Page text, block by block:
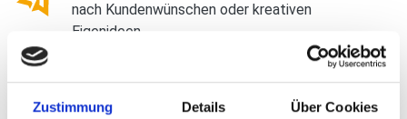
Zustimmung Details Über Cookies
nach Kundenwünschen oder kreativen
Eigenideen.
Du dekorierst die Verkaufsfläche und planst
auch Dekokonzepte für Räume, Hochzeiten
oder Veranstaltungen.